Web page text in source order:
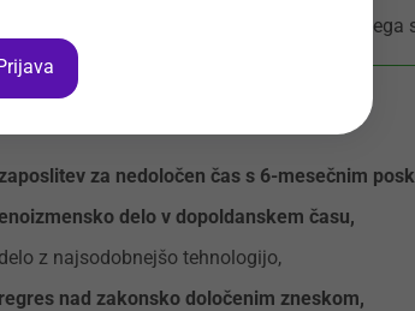
sposobnost samostojnega dela ter učinkovitega
zaposlitev za nedoločen čas s 6-mesečnim
delo v dopoldanskem času,
delo z najsodobnejšo tehnologijo,
regres nad zakonsko določenim zneskom,